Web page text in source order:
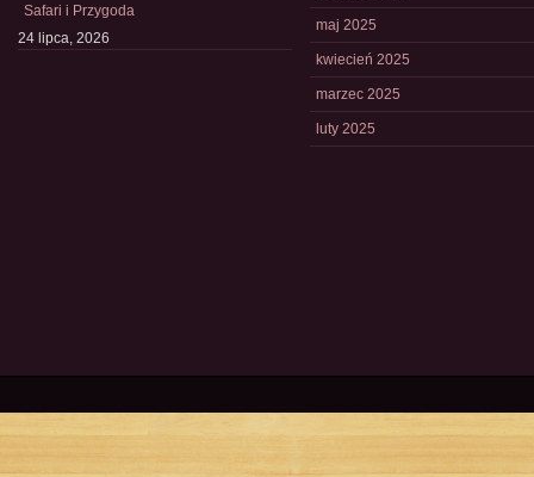
Safari i Przygoda
24 lipca, 2026
maj 2025
kwiecień 2025
marzec 2025
luty 2025